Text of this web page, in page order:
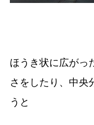
ほうき状に広がっ
さをしたり、中央
うと